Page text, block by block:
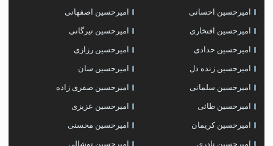
امیرحسین احسانی امیرحسین اصفهانی
امیرحسین افتخاری امیرحسین تیرگانی
امیرحسین حدادی امیرحسین رزازی
امیرحسین زنده دل امیرحسین سان
امیرحسین سلمانی امیرحسین صفری زاده
امیرحسین طائی امیرحسین عزیزی
امیرحسین کریمان امیرحسین محسنی
امیرحسین نادری امیرحسین نوشالی